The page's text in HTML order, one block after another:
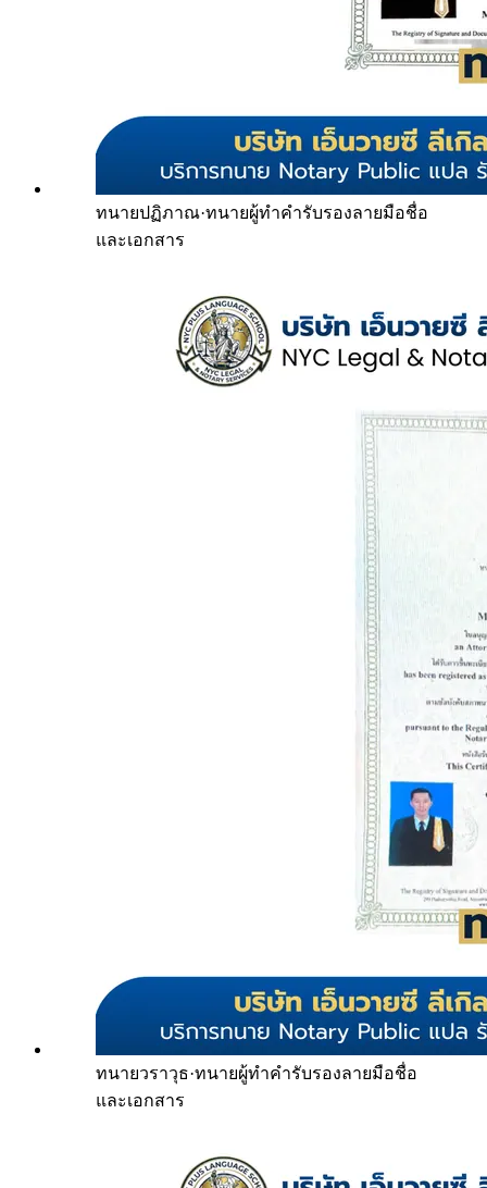
ทนายปฏิภาณ·ทนายผู้ทำคำรับรองลายมือชื่อ
และเอกสาร
ทนายวราวุธ·ทนายผู้ทำคำรับรองลายมือชื่อ
และเอกสาร